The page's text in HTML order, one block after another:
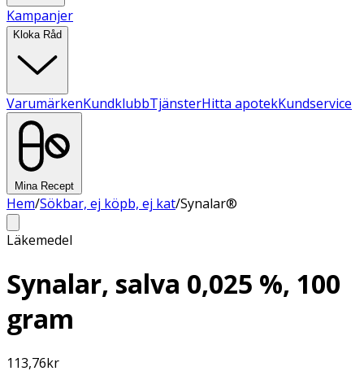
Kampanjer
Kloka Råd
VarumärkenKundklubbTjänsterHitta apotekKundservice
Mina Recept
Hem/Sökbar, ej köpb, ej kat/Synalar®
Läkemedel
Synalar, salva 0,025 %, 100
gram
113,76kr